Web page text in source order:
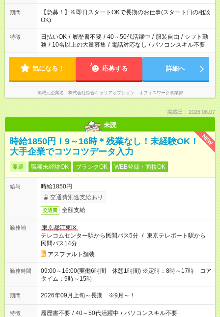
期間
【急募！】※即日スタートOKで長期のお仕事(スタート日の相談
OK)
特徴 日払いOK / 履歴書不要 / 40～50代活躍中 / 服装自由 / シフト勤
務 / 10名以上の大量募集 / 電話対応なし / パソコンスキル不要
気になる！ 応募する 詳細へ
掲載元企業名 株式会社綜合キャリアオプション オフィスワーク事業部
掲載日：2026.08.07
未読
NEW
時給1850円！9～16時＊残業なし！未経験OK！
大手企業でコツコツデータ入力
派遣 職種未経験OK ブランクOK WEB登録・面接OK
給与
時給1850円
交通費別途支給あり
交通費 全額支給
勤務地
東京都江東区
テレコムセンター駅から民間バス5分 / 東京テレポート駅から
民間バス14分
アスファルト舗装
勤務時間
09:00～16:00(実働6時間 休憩1時間) ※定時：8時～17時 コア
タイム：9時～15時
期間 2026年09月上旬～長期 ※9月～！
特徴 履歴書不要 / 40～50代活躍中 / パソコンスキル不要